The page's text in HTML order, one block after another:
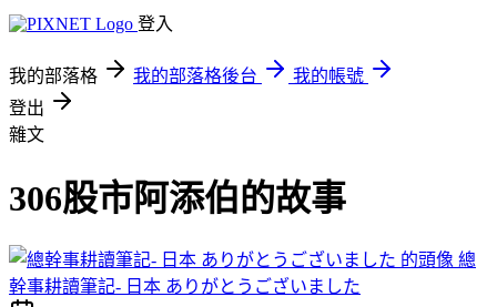
登入
我的部落格 我的部落格後台
我的帳號
登出
雜文
306股市阿添伯的故事
總
幹事耕讀筆記- 日本 ありがとうございました